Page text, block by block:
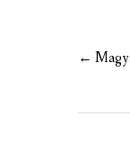
Post
←